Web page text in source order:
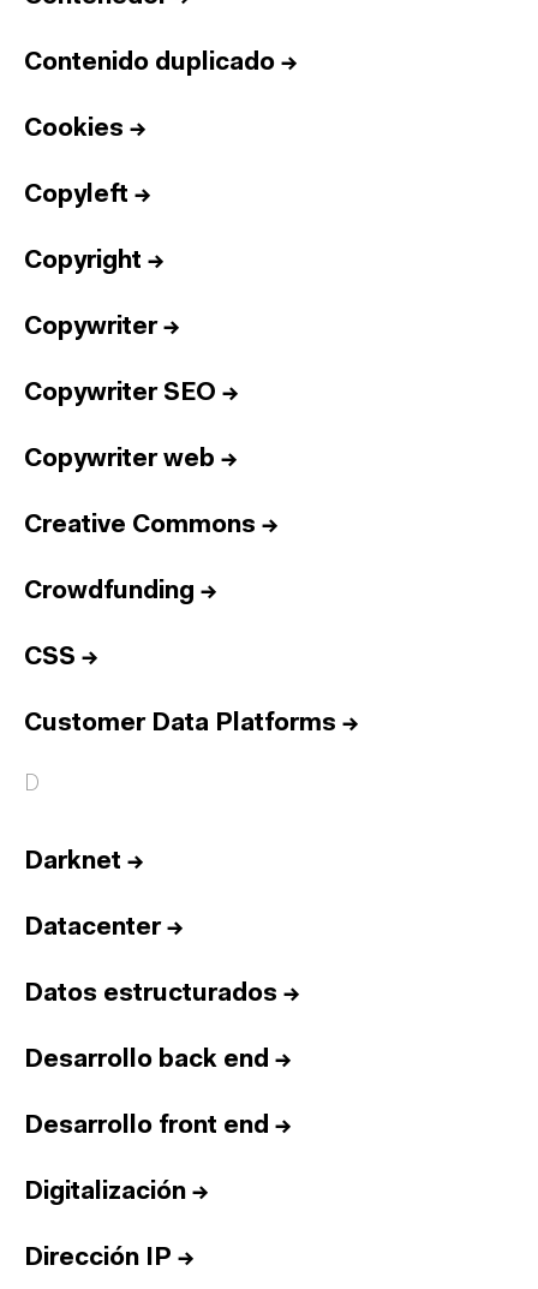
Contenido duplicado →
Cookies →
Copyleft →
Copyright →
Copywriter→
Copywriter SEO →
Copywriter web →
Creative Commons →
Crowdfunding →
CSS →
Customer Data Platforms →
D
Darknet →
Datacenter→
Datos estructurados →
Desarrollo back end →
Desarrollo front end →
Digitalización →
Dirección IP →